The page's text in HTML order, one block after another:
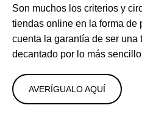
Son muchos los criterios y
tiendas online en la forma de
cuenta la garantía de ser una
decantado por lo más
AVERÍGUALO AQUÍ